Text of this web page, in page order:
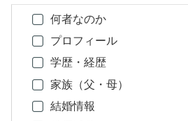
何者なのか
プロフィール
学歴・経歴
家族（父・母）
結婚情報